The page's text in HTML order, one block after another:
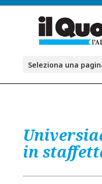
Seleziona una
in